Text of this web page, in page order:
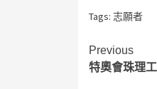
Tags: 志願者
Previous
特奧會珠理